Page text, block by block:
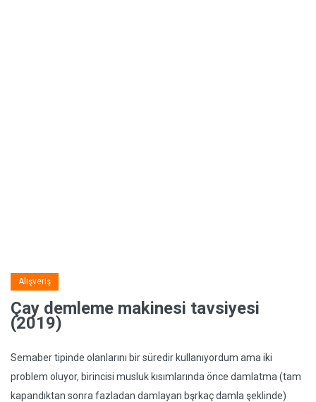
Alışveriş
Çay demleme makinesi tavsiyesi
(2019)
Semaber tipinde olanlarını bir süredir kullanıyordum ama iki
problem oluyor, birincisi musluk kısımlarında önce damlatma (tam
kapandıktan sonra fazladan damlayan bşrkaç damla şeklinde)